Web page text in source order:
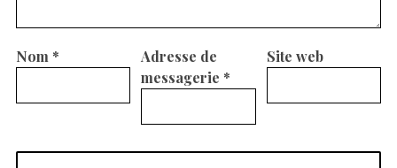
Nom *
Adresse de
messagerie *
Site web